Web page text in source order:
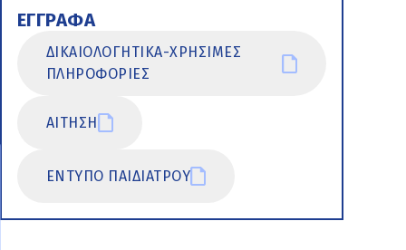
ΕΓΓΡΑΦΑ
ΔΙΚΑΙΟΛΟΓΗΤΙΚΑ-ΧΡΗΣΙΜΕΣ
ΠΛΗΡΟΦΟΡΙΕΣ
ΑΙΤΗΣΗ
ΕΝΤΥΠΟ ΠΑΙΔΙΑΤΡΟΥ